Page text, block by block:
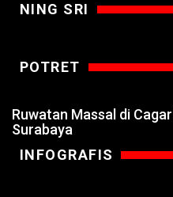
NING SRI
POTRET
Ruwatan Massal di
Surabaya
INFOGRAFIS